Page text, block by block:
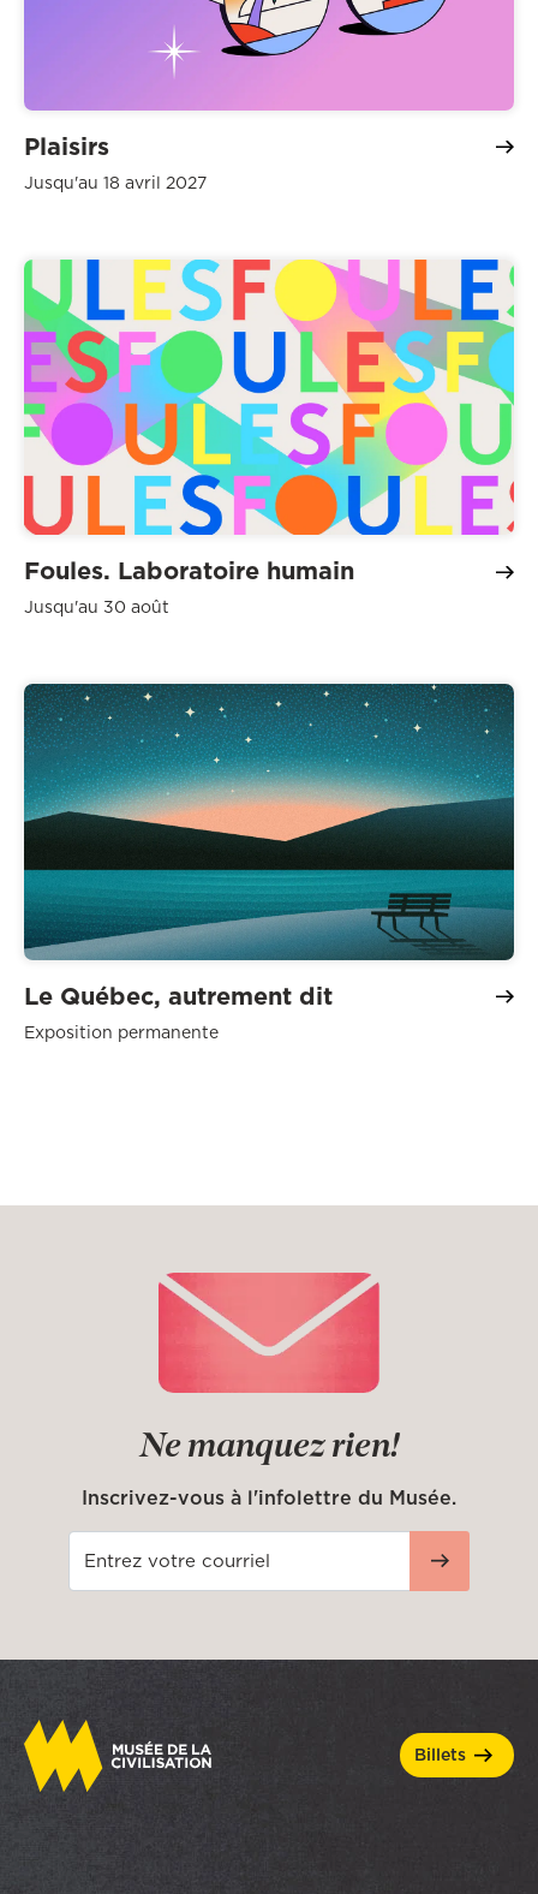
Plaisirs
Jusqu'au 18 avril 2027
Foules. Laboratoire humain
Jusqu'au 30 août
Le Québec, autrement dit
Exposition permanente
Ne manquez rien!
Inscrivez-vous à l'infolettre du Musée.
billets